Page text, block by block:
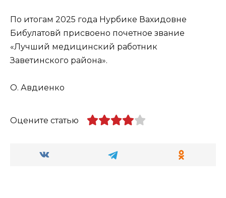
По итогам 2025 года Нурбике Вахидовне
Бибулатовй присвоено почетное звание
«Лучший медицинский работник
Заветинского района».
О. Авдиенко
Оцените статью